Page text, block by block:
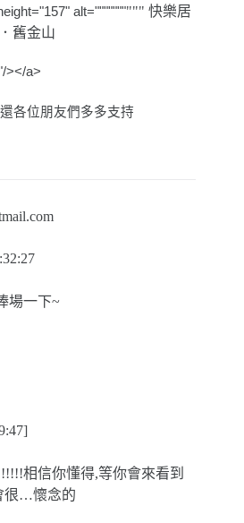
alt="""""""""" 快樂居
舊金山
></a>
各位朋友們多多支持
場一下~
相信你懂得,等你會來看到
很…懷念的